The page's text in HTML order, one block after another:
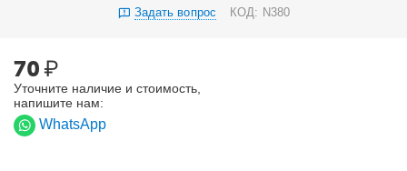
Задать вопрос КОД: N380
70₽
Уточните наличие и стоимость,
напишите нам:
WhatsApp